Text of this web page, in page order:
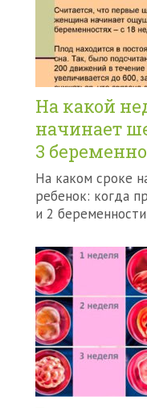
На какой
начинает
3
На каком сроке
ребенок: когда
и 2